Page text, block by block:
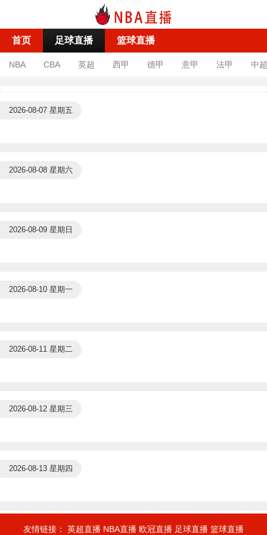
首页 足球直播 篮球直播
NBA CBA 英超 西甲 德甲 意甲 法甲 中超
2026-08-07 星期五
2026-08-08 星期六
2026-08-09 星期日
2026-08-10 星期一
2026-08-11 星期二
2026-08-12 星期三
2026-08-13 星期四
友情链接： 英超直播 NBA直播 欧冠直播 足球直播 篮球直播